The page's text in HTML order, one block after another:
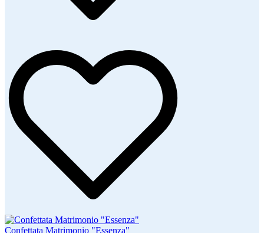
Confettata Matrimonio "Essenza"